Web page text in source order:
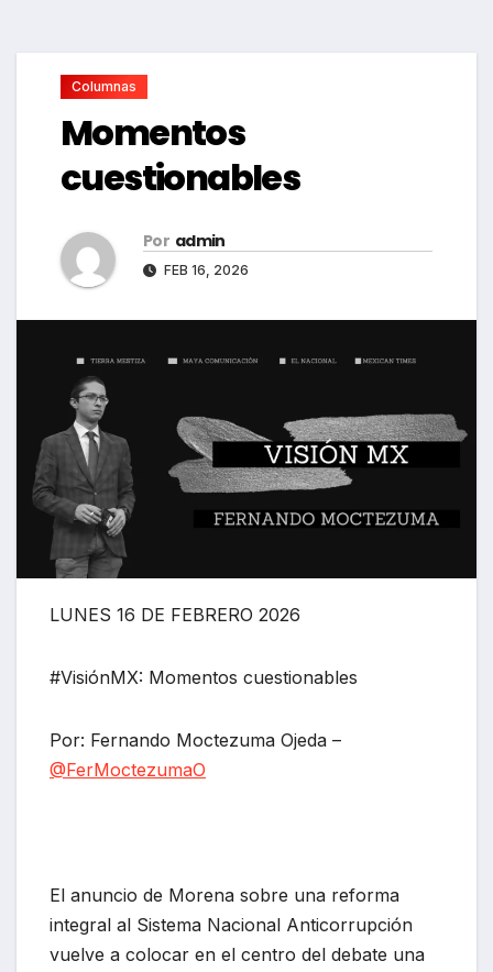
Columnas
Momentos
cuestionables
Por admin
FEB 16, 2026
LUNES 16 DE FEBRERO 2026
#VisiónMX: Momentos cuestionables
Por: Fernando Moctezuma Ojeda –
@FerMoctezumaO
El anuncio de Morena sobre una reforma
integral al Sistema Nacional Anticorrupción
vuelve a colocar en el centro del debate una